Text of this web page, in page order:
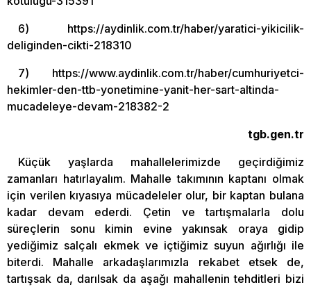
6) https://aydinlik.com.tr/haber/yaratici-yikicilik-
deliginden-cikti-218310
7) https://www.aydinlik.com.tr/haber/cumhuriyetci-
hekimler-den-ttb-yonetimine-yanit-her-sart-altinda-
mucadeleye-devam-218382-2
tgb.gen.tr
Küçük yaşlarda mahallelerimizde geçirdiğimiz
zamanları hatırlayalım. Mahalle takımının kaptanı olmak
için verilen kıyasıya mücadeleler olur, bir kaptan bulana
kadar devam ederdi. Çetin ve tartışmalarla dolu
süreçlerin sonu kimin evine yakınsak oraya gidip
yediğimiz salçalı ekmek ve içtiğimiz suyun ağırlığı ile
biterdi. Mahalle arkadaşlarımızla rekabet etsek de,
tartışsak da, darılsak da aşağı mahallenin tehditleri bizi